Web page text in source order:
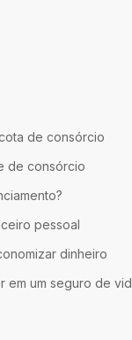
de consórcio
de consórcio
pessoal
dinheiro
em um seguro de